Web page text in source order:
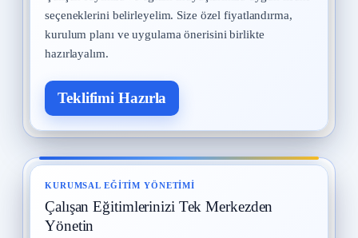
29 Temmuz 2025 · 10 okuma
seçeneklerini belirleyelim. Size özel fiyatlandırma,
kurulum planı ve uygulama önerisini birlikte
hazırlayalım.
Teklifimi Hazırla
KURUMSAL EĞITIM YÖNETIMI
Çalışan Eğitimlerinizi Tek Merkezden
Yönetin